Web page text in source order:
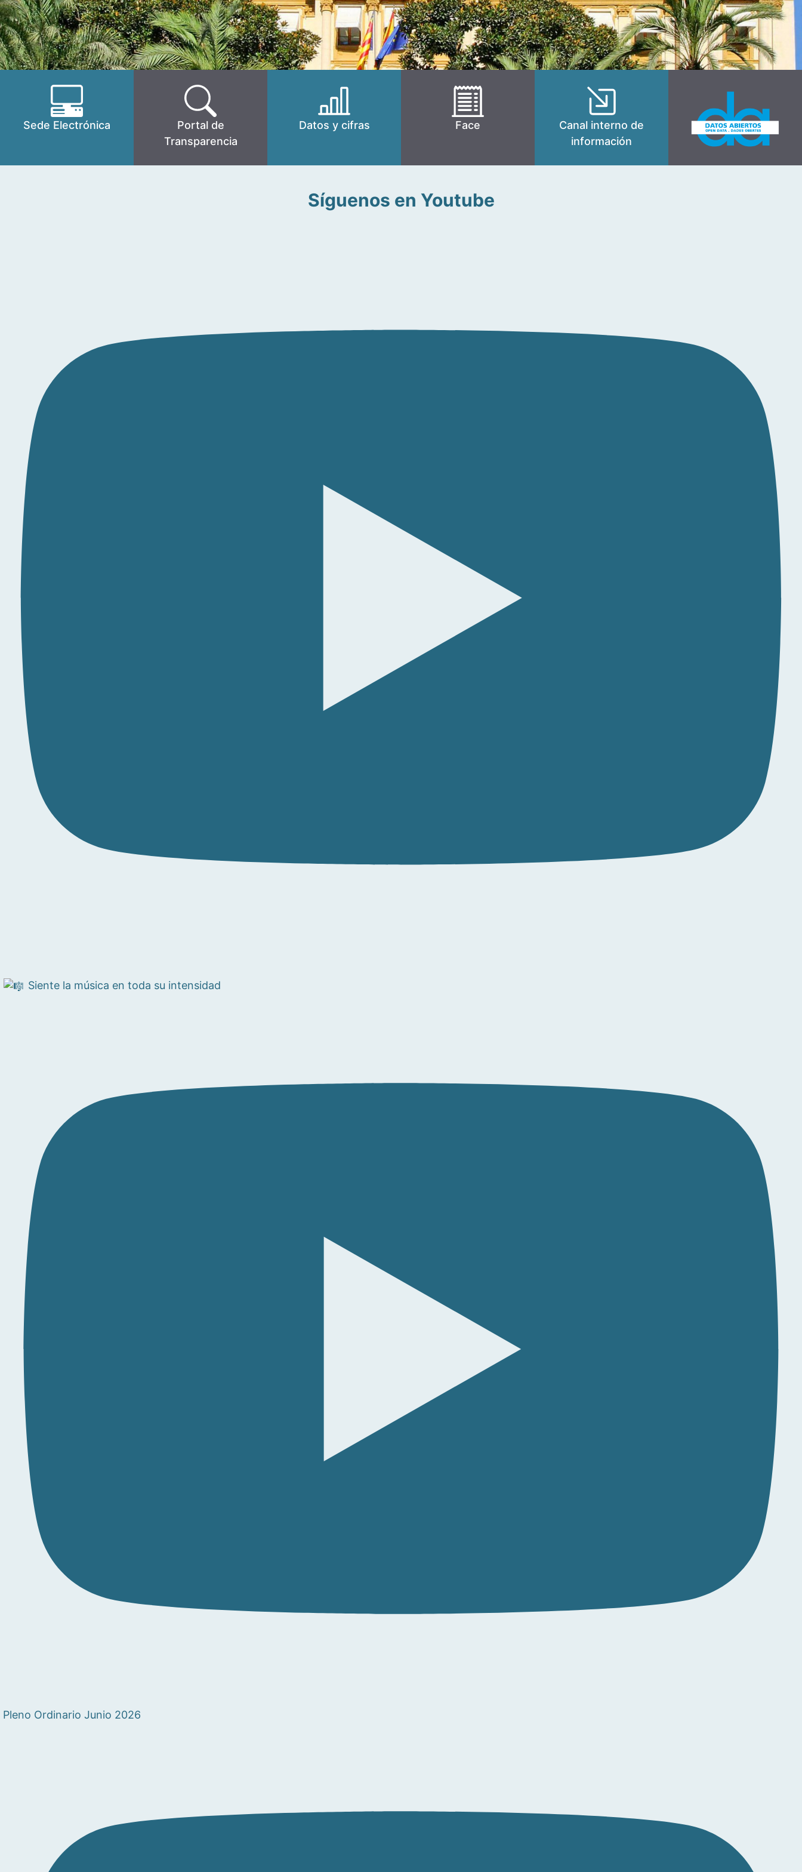
Sede Electrónica
Portal de
Transparencia
Datos y cifras Face
Canal interno de
información
Síguenos en Youtube
Siente la música en toda su intensidad
Pleno Ordinario Junio 2026